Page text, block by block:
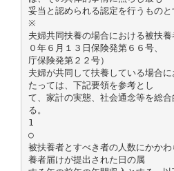
妥当と認められる認定を行うものと
※
夫婦共同扶養の場合における被扶
０年６月１３日保険発第６６号、
庁保険発第２２号）
夫婦が共同して扶養している場合
たっては、下記要領を参考とし
て、家計の実態、社会通念等を総
る。
1
○
被扶養者とすべき者の人数にかか
養者届けが提出された日の属